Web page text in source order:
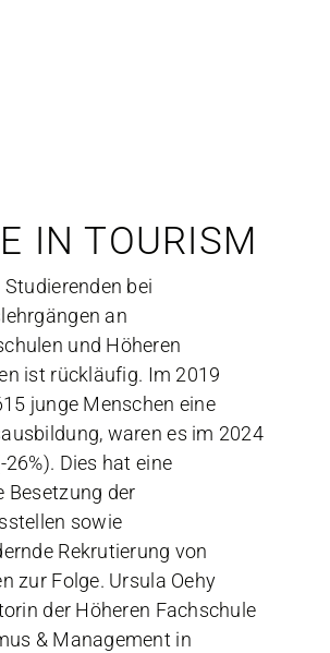
IN TOURISM
Studierenden bei
an
und Höheren
ist rückläufig. Im 2019
junge Menschen eine
waren es im 2024
Dies hat eine
Besetzung der
sowie
Rekrutierung von
zur Folge. Ursula Oehy
der Höheren Fachschule
& Management in